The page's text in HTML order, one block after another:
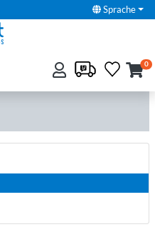
Sprache
0